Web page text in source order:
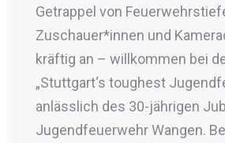
Getrappel von
Zuschauer*innen und
kräftig an – willkommen bei
„Stuttgart‘s toughest
anlässlich des 30-jährigen
Jugendfeuerwehr Wangen.